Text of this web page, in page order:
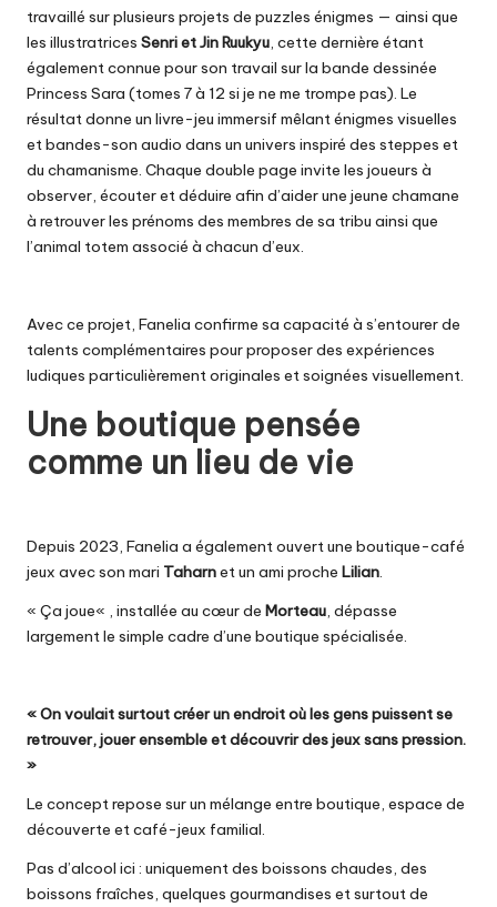
travaillé sur plusieurs projets de puzzles énigmes — ainsi que
les illustratrices Senri et Jin Ruukyu, cette dernière étant
également connue pour son travail sur la bande dessinée
Princess Sara (tomes 7 à 12 si je ne me trompe pas). Le
résultat donne un livre-jeu immersif mêlant énigmes visuelles
et bandes-son audio dans un univers inspiré des steppes et
du chamanisme. Chaque double page invite les joueurs à
observer, écouter et déduire afin d’aider une jeune chamane
à retrouver les prénoms des membres de sa tribu ainsi que
l’animal totem associé à chacun d’eux.
Avec ce projet, Fanelia confirme sa capacité à s’entourer de
talents complémentaires pour proposer des expériences
ludiques particulièrement originales et soignées visuellement.
Une boutique pensée
comme un lieu de vie
Depuis 2023, Fanelia a également ouvert une boutique-café
jeux avec son mari Taharnet un ami proche Lilian.
« Ça joue« , installée au cœur de Morteau, dépasse
largement le simple cadre d’une boutique spécialisée.
« On voulait surtout créer un endroit où les gens puissent se
retrouver, jouer ensemble et découvrir des jeux sans pression.
»
Le concept repose sur un mélange entre boutique, espace de
découverte et café-jeux familial.
Pas d’alcool ici : uniquement des boissons chaudes, des
boissons fraîches, quelques gourmandises et surtout de